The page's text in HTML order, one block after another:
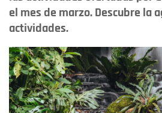
el mes de marzo. Descubre la
actividades.